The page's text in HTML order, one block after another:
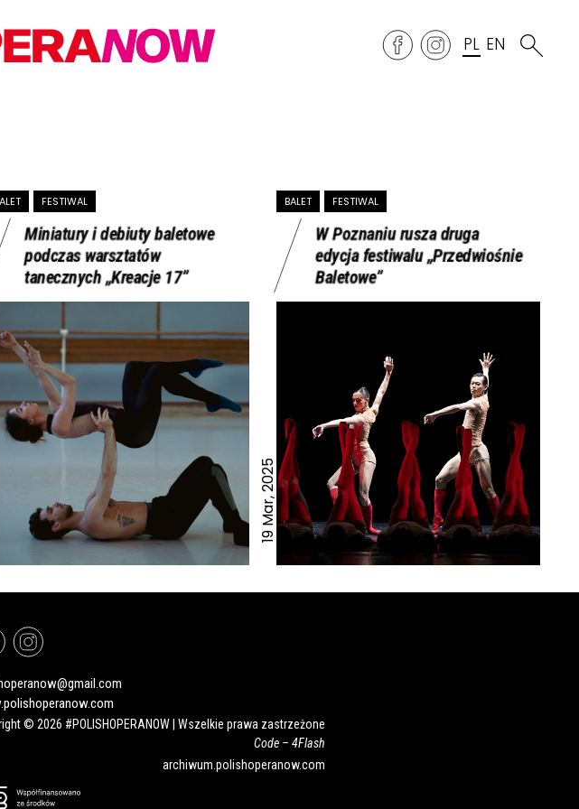
PL EN
FESTIWAL
Miniatury i debiuty baletowe
podczas warsztatów
tanecznych „Kreacje 17”
BALET FESTIWAL
W Poznaniu rusza druga
edycja festiwalu „Przedwiośnie
Baletowe”
19 Mar, 2025
© 2026 #POLISHOPERANOW | Wszelkie prawa zastrzeżone
Code – 4Flash
archiwum.polishoperanow.com